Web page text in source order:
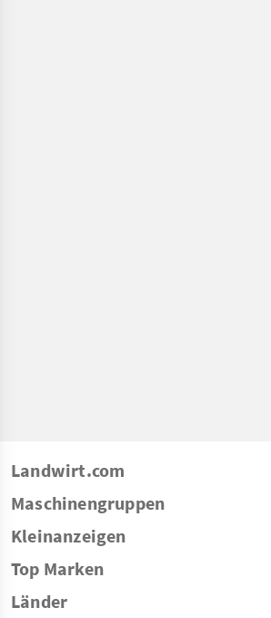
Landwirt.com
Maschinengruppen
Kleinanzeigen
Top Marken
Länder